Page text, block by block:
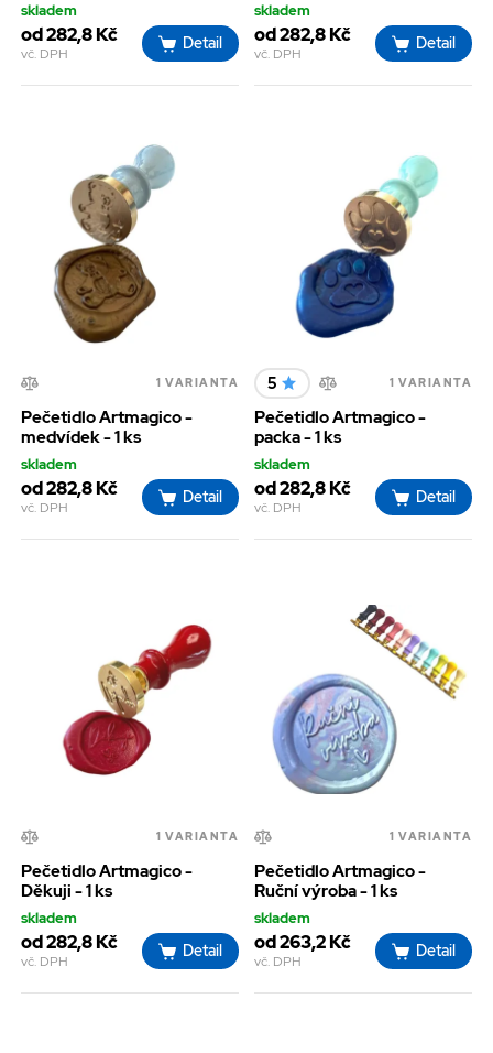
skladem
od 282,8 Kč
vč. DPH
Detail
skladem
od 282,8 Kč
vč. DPH
Detail
1 VARIANTA
Pečetidlo Artmagico -
medvídek - 1 ks
skladem
od 282,8 Kč
vč. DPH
Detail
5 1 VARIANTA
Pečetidlo Artmagico -
packa - 1 ks
skladem
od 282,8 Kč
vč. DPH
Detail
1 VARIANTA
Pečetidlo Artmagico -
Děkuji - 1 ks
skladem
od 282,8 Kč
vč. DPH
Detail
1 VARIANTA
Pečetidlo Artmagico -
Ruční výroba - 1 ks
skladem
od 263,2 Kč
vč. DPH
Detail